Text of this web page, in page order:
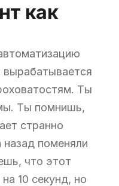
как
вырабатывается
Ты
Ты помнишь,
странно
поменяли
что этот
10 секунд, но